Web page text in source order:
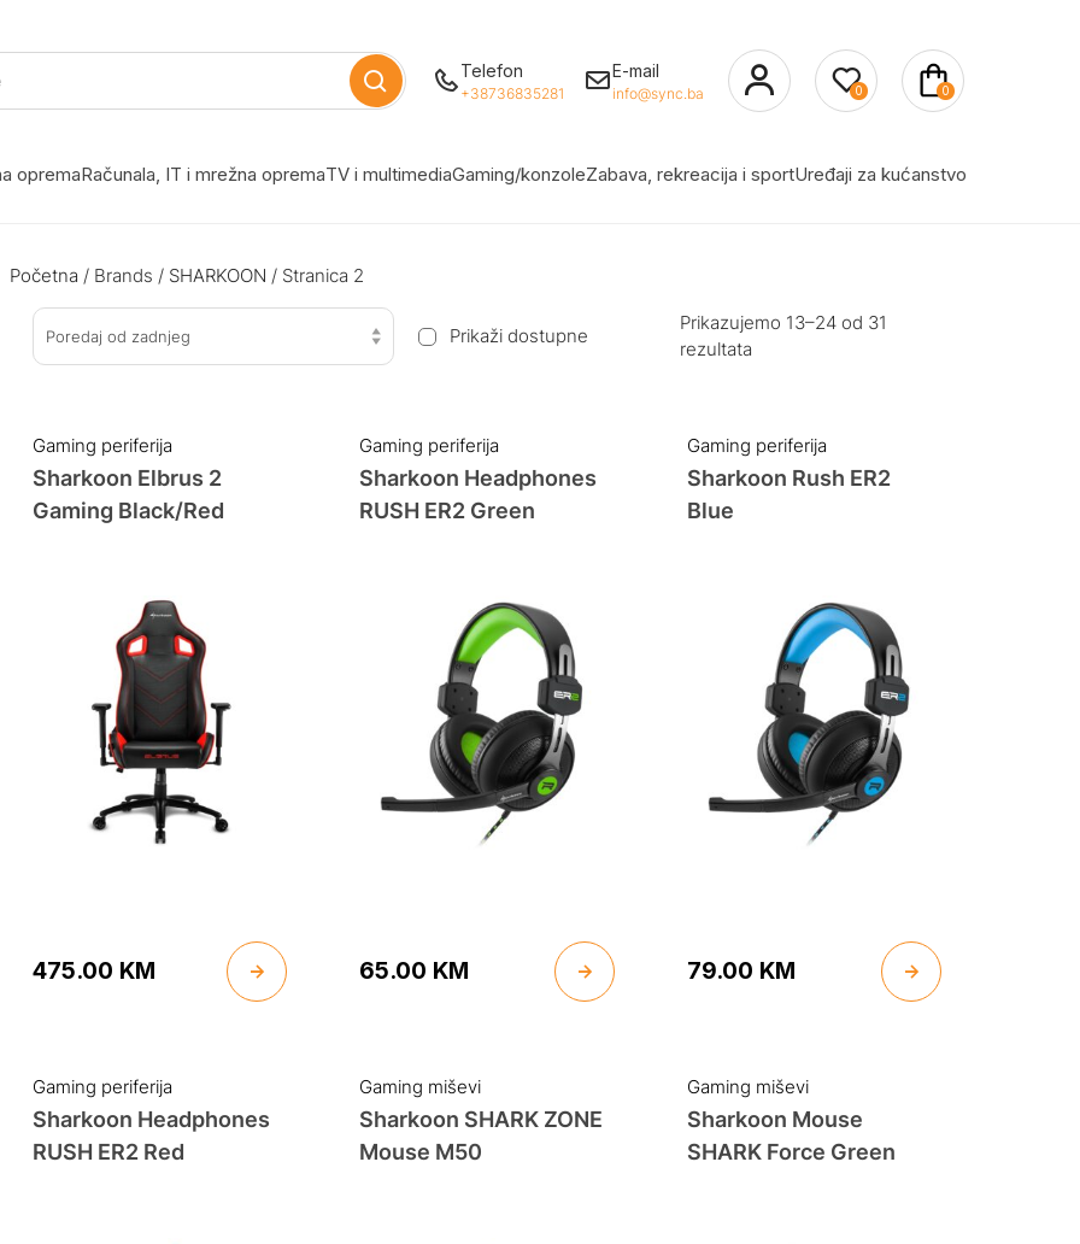
Telefon
+38736835281
E-mail
info@sync.ba 0 0
opremaRačunala, IT i mrežna opremaTV i multimediaGaming/konzoleZabava, rekreacija i sportUređaji za kućanstvo
Početna / Brands / SHARKOON / Stranica 2
Poredaj od zadnjeg Prikaži dostupne
Prikazujemo 13–24 od 31
rezultata
Gaming periferija
Sharkoon Elbrus 2
Gaming Black/Red
475.00 KM
Gaming periferija
Sharkoon Headphones
RUSH ER2 Green
65.00 KM
Gaming periferija
Sharkoon Rush ER2
Blue
79.00 KM
Gaming periferija
Sharkoon Headphones
RUSH ER2 Red
Gaming miševi
Sharkoon SHARK ZONE
Mouse M50
Gaming miševi
Sharkoon Mouse
SHARK Force Green